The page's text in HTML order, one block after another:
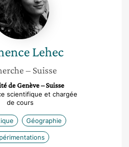
Lehec
– Suisse
de Genève – Suisse
scientifique et chargée
de cours
Géographie